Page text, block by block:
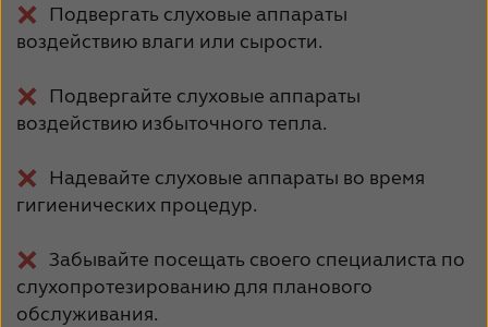
Подвергать слуховые аппараты
воздействию влаги или сырости.
Подвергайте слуховые аппараты
воздействию избыточного тепла.
Надевайте слуховые аппараты во время
гигиенических процедур.
Забывайте посещать своего специалиста по
слухопротезированию для планового
обслуживания.